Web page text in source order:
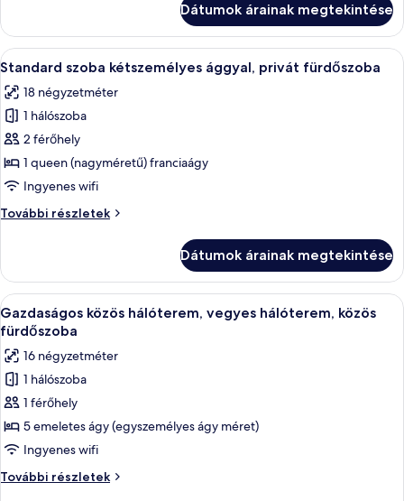
Beds)
(6
Beds)
további
Dátumok árainak megtekintése
A
következő
szoba
összes
képének
megtekintése:
Standard
kétszemélyes
fürdőszoba
Egy szállodai szoba, amelyben van
10
Standard szoba kétszemélyes ággyal, privát fürdőszoba
18 négyzetméter
1 hálószoba
2 férőhely
1 queen (nagyméretű) franciaágy
Ingyenes wifi
További részletek
Standard
privát
fürdőszoba
további
részletei
Dátumok árainak megtekintése
A
következő
szoba
összes
képének
megtekintése:
Gazdaságos
közös
hálóterem,
vegyes
Egy szoba, amelyben két emeletes
5
Gazdaságos közös hálóterem, vegyes hálóterem, közös
fürdőszoba
16 négyzetméter
1 hálószoba
1 férőhely
5 emeletes ágy (egyszemélyes ágy méret)
Ingyenes wifi
További részletek
Gazdaságos